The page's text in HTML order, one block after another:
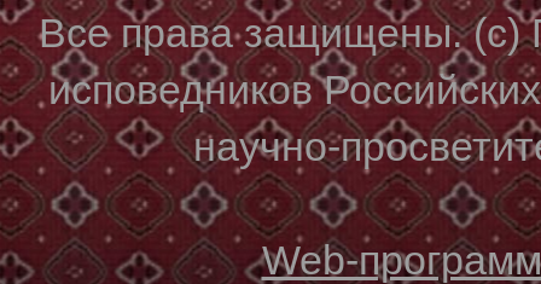
Все права защищены. (с)
исповедников
научно-
Web-